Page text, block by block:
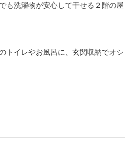
も洗濯物が安心して干せる２階の屋
トイレやお風呂に、玄関収納でオシ